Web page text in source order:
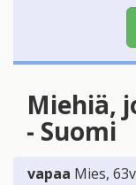
Miehiä,
- Suomi
vapaa Mies, 63v